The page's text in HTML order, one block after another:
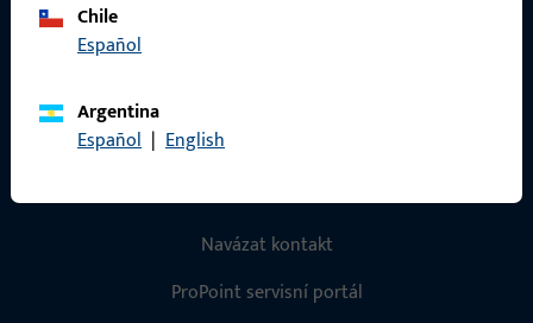
Chile
Español
Argentina
Español | English
Navázat kontakt
ProPoint servisní portál